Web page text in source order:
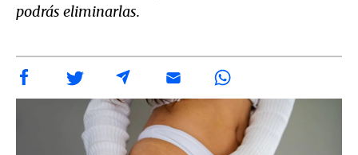
podrás eliminarlas.